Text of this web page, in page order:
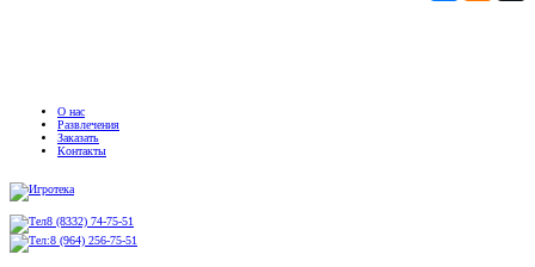
О нас
Развлечения
Заказать
Контакты
8 (8332) 74-75-51
8 (964) 256-75-51